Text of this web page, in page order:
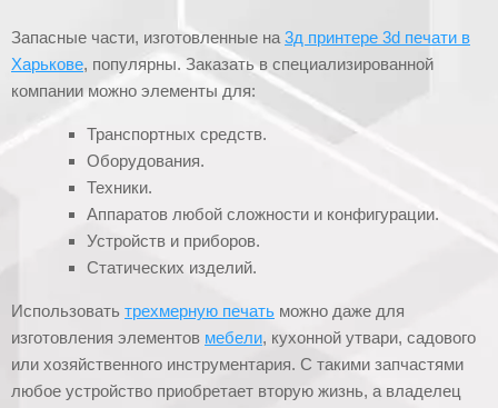
Запасные части, изготовленные на 3д принтере 3d печати в
Харькове, популярны. Заказать в специализированной
компании можно элементы для:
Транспортных средств.
Оборудования.
Техники.
Аппаратов любой сложности и конфигурации.
Устройств и приборов.
Статических изделий.
Использовать трехмерную печать можно даже для
изготовления элементов мебели, кухонной утвари, садового
или хозяйственного инструментария. С такими запчастями
любое устройство приобретает вторую жизнь, а владелец